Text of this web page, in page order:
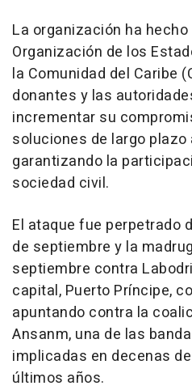
La organización ha
Organización de los
la Comunidad del Caribe
donantes y las
incrementar su
soluciones de largo
garantizando la
sociedad civil.
El ataque fue perpetrado
de septiembre y la
septiembre contra
capital, Puerto Príncipe,
apuntando contra la
Ansanm, una de las
implicadas en decenas
últimos años.